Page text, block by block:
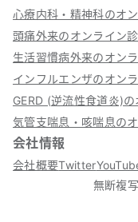
心療内科・精神科のオ
頭痛外来のオンライン
生活習慣病外来のオン
インフルエンザのオン
GERD (逆流性食道炎)
気管支喘息・咳喘息の
会社情報
会社概要Twitter
無断複